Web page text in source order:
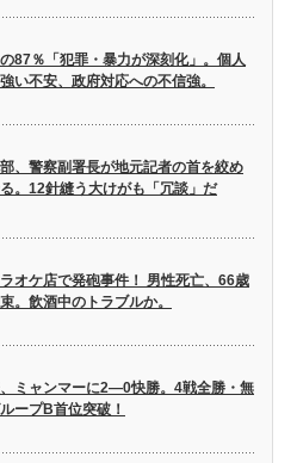
87％「犯罪・暴力が深刻化」。個人
い不安、政府対応への不信強。
、警察副署長が地元記者の首を絞め
。12針縫う大けがも「冗談」だ
オケ店で発砲事件！ 男性死亡、66歳
。飲酒中のトラブルか。
ミャンマーに2―0快勝。4戦全勝・無
ープB首位突破！